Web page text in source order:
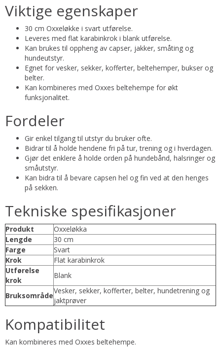
Viktige egenskaper
30 cm Oxxeløkke i svart utførelse.
Leveres med flat karabinkrok i blank utførelse.
Kan brukes til oppheng av capser, jakker, småting og
hundeutstyr.
Egnet for vesker, sekker, kofferter, beltehemper, bukser og
belter.
Kan kombineres med Oxxes beltehempe for økt
funksjonalitet.
Fordeler
Gir enkel tilgang til utstyr du bruker ofte.
Bidrar til å holde hendene fri på tur, trening og i hverdagen.
Gjør det enklere å holde orden på hundebånd, halsringer og
småutstyr.
Kan bidra til å bevare capsen hel og fin ved at den henges
på sekken.
Tekniske spesifikasjoner
Produkt
Oxxeløkka
Lengde
30 cm
Farge
Svart
Krok
Flat karabinkrok
Utførelse
krok
Blank
Bruksområde
Vesker, sekker, kofferter, belter, hundetrening og
jaktprøver
Kompatibilitet
Kan kombineres med Oxxes beltehempe.